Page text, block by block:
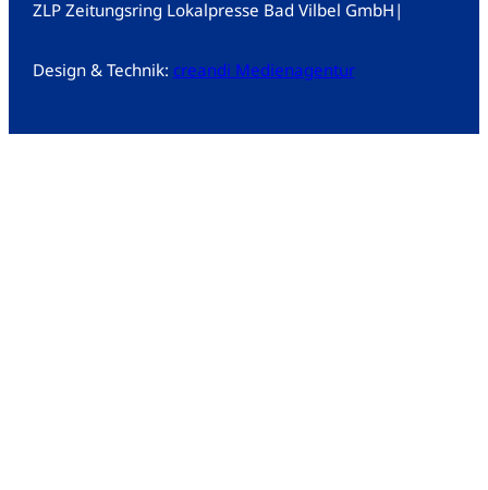
ZLP Zeitungsring Lokalpresse Bad Vilbel GmbH |
Design & Technik: creandi Medienagentur